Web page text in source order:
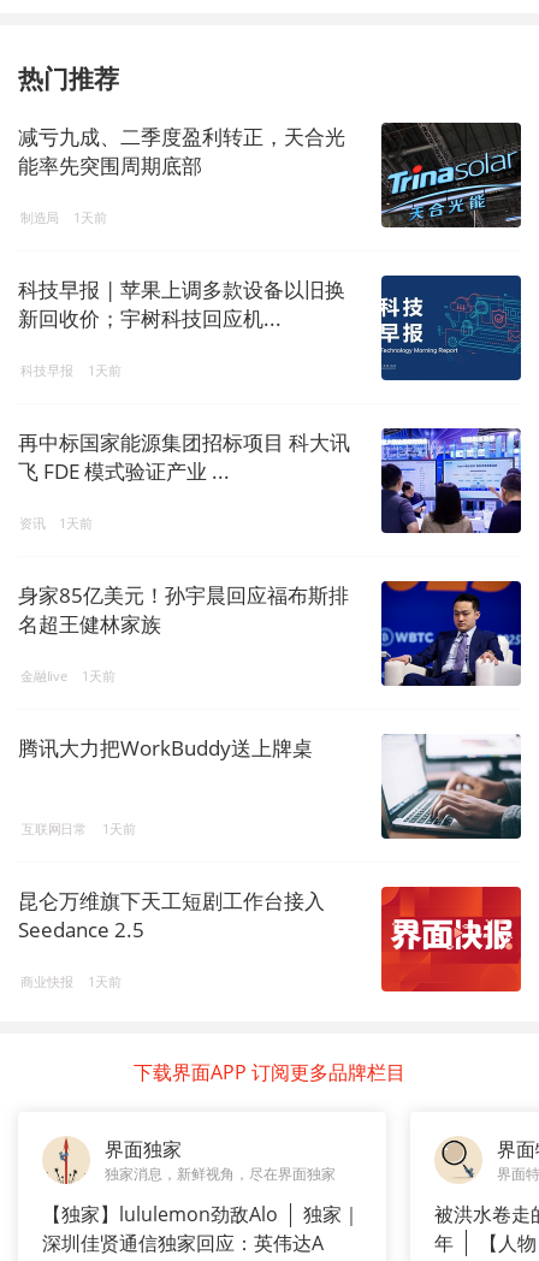
热门推荐
减亏九成、二季度盈利转正，天合光
能率先突围周期底部
制造局 1天前
科技早报 | 苹果上调多款设备以旧换
新回收价；宇树科技回应机...
科技早报 1天前
再中标国家能源集团招标项目 科大讯
飞 FDE 模式验证产业 ...
资讯 1天前
身家85亿美元！孙宇晨回应福布斯排
名超王健林家族
金融live 1天前
腾讯大力把WorkBuddy送上牌桌
互联网日常 1天前
昆仑万维旗下天工短剧工作台接入
Seedance 2.5
商业快报 1天前
下载界面APP 订阅更多品牌栏目
界面独家
独家消息，新鲜视角，尽在界面独家
【独家】lululemon劲敌Alo
独家｜
深圳佳贤通信独家回应：英伟达A
界
界面
被洪水卷走
年
【人